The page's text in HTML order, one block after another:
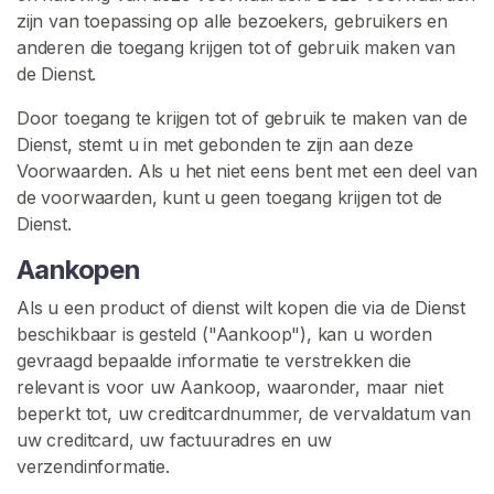
zijn van toepassing op alle bezoekers, gebruikers en
anderen die toegang krijgen tot of gebruik maken van
de Dienst.
Door toegang te krijgen tot of gebruik te maken van de
Dienst, stemt u in met gebonden te zijn aan deze
Voorwaarden. Als u het niet eens bent met een deel van
de voorwaarden, kunt u geen toegang krijgen tot de
Dienst.
Aankopen
Als u een product of dienst wilt kopen die via de Dienst
beschikbaar is gesteld ("Aankoop"), kan u worden
gevraagd bepaalde informatie te verstrekken die
relevant is voor uw Aankoop, waaronder, maar niet
beperkt tot, uw creditcardnummer, de vervaldatum van
uw creditcard, uw factuuradres en uw
verzendinformatie.
G
I
S
T
R
R
E
N
>
H
o
m
e
V